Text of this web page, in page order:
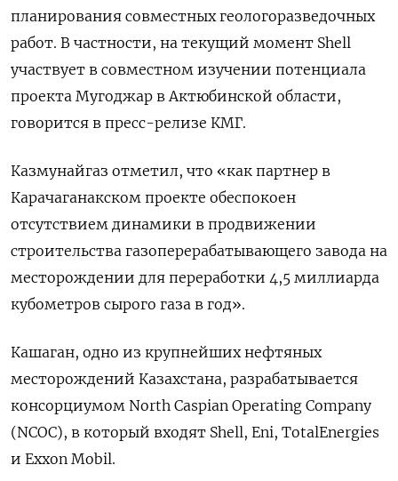
планирования совместных геологоразведочных
работ. В частности, на текущий момент Shell
участвует в совместном изучении потенциала
проекта Мугоджар в Актюбинской области,
говорится в пресс-релизе КМГ.
Казмунайгаз отметил, что «как партнер в
Карачаганакском проекте обеспокоен
отсутствием динамики в продвижении
строительства газоперерабатывающего завода на
месторождении для переработки 4,5 миллиарда
кубометров сырого газа в год».
Кашаган, одно из крупнейших нефтяных
месторождений Казахстана, разрабатывается
консорциумом North Caspian Operating Company
(NCOC), в который входят Shell, Eni, TotalEnergies
и Exxon Mobil.